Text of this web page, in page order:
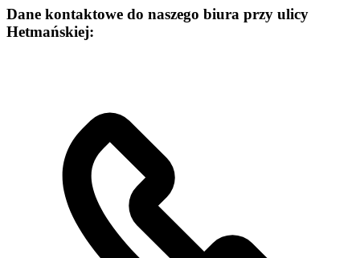
Dane kontaktowe do naszego biura przy ulicy
Hetmańskiej: